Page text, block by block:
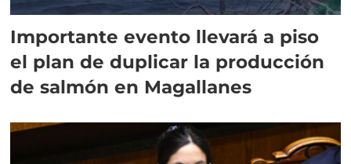
Importante evento llevará a piso
el plan de duplicar la producción
de salmón en Magallanes